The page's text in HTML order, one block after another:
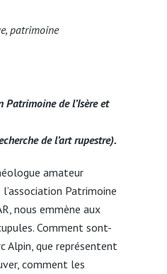
patrimoine
Patrimoine de l’Isère et
de l’art rupestre).
amateur
Patrimoine
nous emmène aux
Comment sont-
Alpin, que représentent
comment les